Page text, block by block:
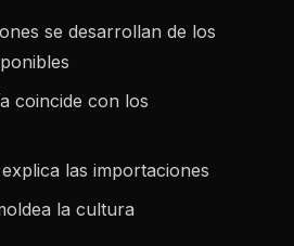
se desarrollan de los
coincide con los
las importaciones
la cultura